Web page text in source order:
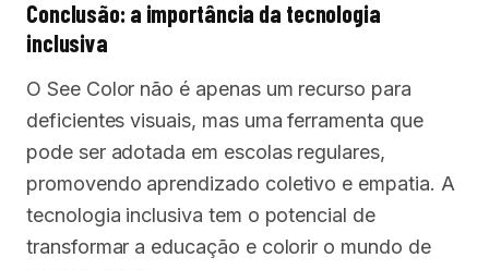
Conclusão: a importância da tecnologia
inclusiva
O See Color não é apenas um recurso para
deficientes visuais, mas uma ferramenta que
pode ser adotada em escolas regulares,
promovendo aprendizado coletivo e empatia. A
tecnologia inclusiva tem o potencial de
transformar a educação e colorir o mundo de